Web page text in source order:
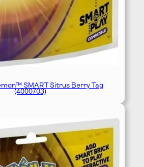
SMART Sitrus Berry Tag
(4000703)